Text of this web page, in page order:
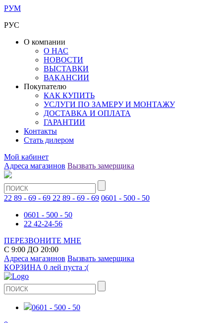
РУМ
РУС
О компании
О НАС
НОВОСТИ
ВЫСТАВКИ
ВАКАНСИИ
Покупателю
КАК КУПИТЬ
УСЛУГИ ПО ЗАМЕРУ И МОНТАЖУ
ДОСТАВКА И ОПЛАТА
ГАРАНТИИ
Контакты
Стать дилером
Мой кабинет
Адреса магазинов Вызвать замерщика
22 89 - 69 - 69 22 89 - 69 - 69 0601 - 500 - 50
0601 - 500 - 50
22 42-24-56
ПЕРЕЗВОНИТЕ МНЕ
С 9:00 ДО 20:00
Адреса магазинов Вызвать замерщика
КОРЗИНА 0 лей пуста :(
0601 - 500 - 50